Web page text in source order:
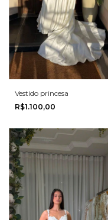
Vestido princesa
R$1.100,00